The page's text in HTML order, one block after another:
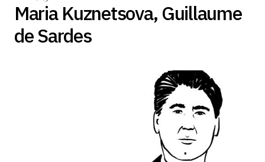
Maria Kuznetsova, Guillaume
de Sardes